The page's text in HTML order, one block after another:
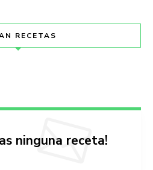
RECETAS
ninguna receta!